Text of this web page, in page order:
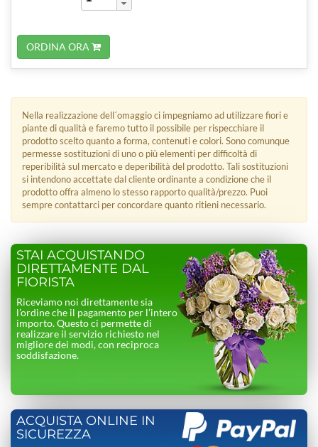
ORDINA ORA
Nella realizzazione dell´omaggio ci impegniamo ad utilizzare fiori e
piante di qualità e faremo tutto il possibile per rispecchiare il
prodotto scelto quanto a forma, contenuti e colori. Sono comunque
permesse sostituzioni di uno o più elementi per difficoltà di
reperibilità sul mercato e deperibilità del prodotto. Tali sostituzioni
si intendono accettate dal cliente ordinante a condizione che il
prodotto offra almeno lo stesso rapporto qualità/prezzo. Puoi
sempre contattarci per concordare quanto ritieni necessario.
STAI ACQUISTANDO
DIRETTAMENTE DAL
FIORISTA
Riceviamo noi direttamente sia
l’ordine che il pagamento per l’intero
importo. Questo ci permette di
realizzare il servizio richiesto nel
migliore dei modi, con reciproca
soddisfazione.
ACQUISTA ONLINE IN
SICUREZZA